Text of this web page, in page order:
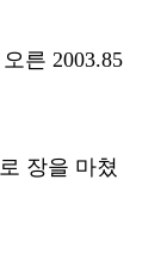
른 2003.85
장을 마쳤